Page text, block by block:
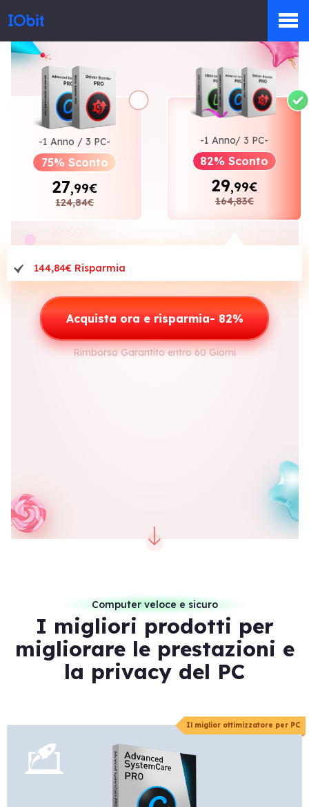
Prodotti
Negozio
Sala Stampa
Supporto
Partner
-1 Anno / 3 PC-
75% Sconto
27,99€
124,84€
-1 Anno/ 3 PC-
82% Sconto
29,99€
164,83€
144,84€ Risparmia
Acquista ora e risparmia-82%
Rimborso Garantito entro 60 Giorni
Computer veloce e sicuro
I migliori prodotti per
migliorare le prestazioni e
la privacy del PC
Il miglior ottimizzatore per PC